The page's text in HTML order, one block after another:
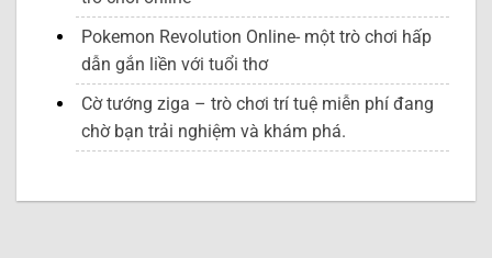
Pokemon Revolution Online- một trò chơi hấp
dẫn gắn liền với tuổi thơ
Cờ tướng ziga – trò chơi trí tuệ miễn phí đang
chờ bạn trải nghiệm và khám phá.